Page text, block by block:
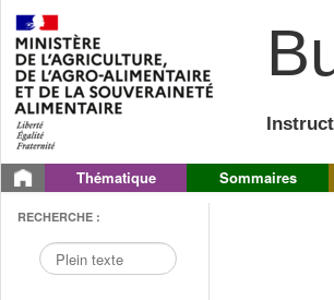
Thématique Sommaires
RECHERCHE :